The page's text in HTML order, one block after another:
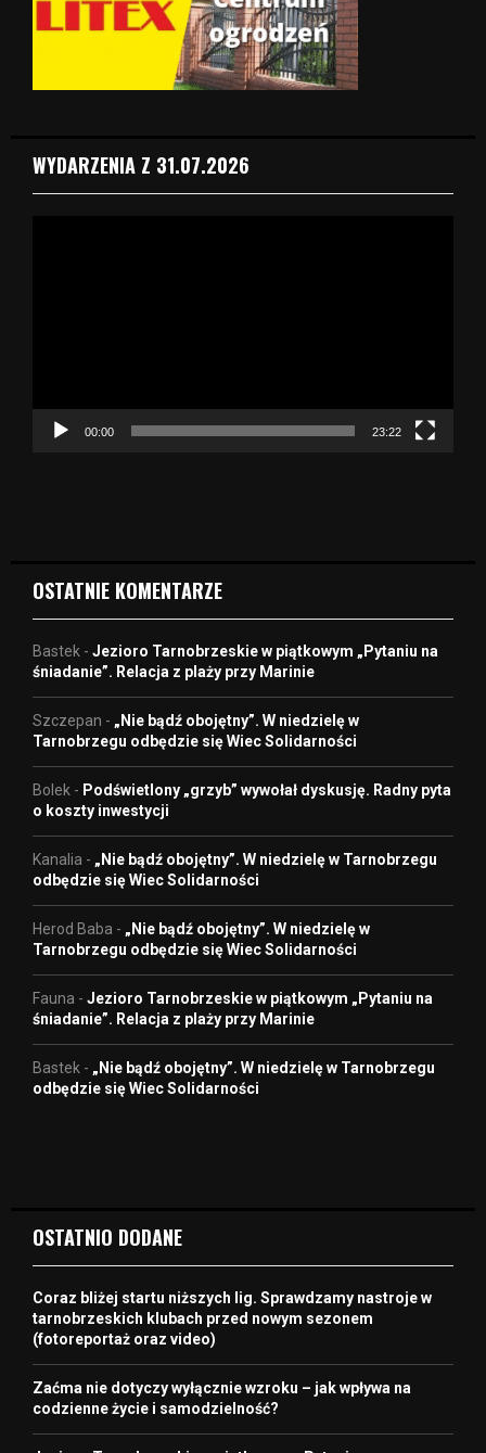
WYDARZENIA Z 31.07.2026
c
00:00 23:22
OSTATNIE KOMENTARZE
Bastek - Jezioro Tarnobrzeskie w piątkowym „Pytaniu na
śniadanie”. Relacja z plaży przy Marinie
Szczepan - „Nie bądź obojętny”. W niedzielę w
Tarnobrzegu odbędzie się Wiec Solidarności
Bolek - Podświetlony „grzyb” wywołał dyskusję. Radny pyta
o koszty inwestycji
Kanalia - „Nie bądź obojętny”. W niedzielę w Tarnobrzegu
odbędzie się Wiec Solidarności
Herod Baba - „Nie bądź obojętny”. W niedzielę w
Tarnobrzegu odbędzie się Wiec Solidarności
Fauna - Jezioro Tarnobrzeskie w piątkowym „Pytaniu na
śniadanie”. Relacja z plaży przy Marinie
Bastek - „Nie bądź obojętny”. W niedzielę w Tarnobrzegu
odbędzie się Wiec Solidarności
OSTATNIO DODANE
Coraz bliżej startu niższych lig. Sprawdzamy nastroje w
tarnobrzeskich klubach przed nowym sezonem
(fotoreportaż oraz video)
Zaćma nie dotyczy wyłącznie wzroku – jak wpływa na
codzienne życie i samodzielność?